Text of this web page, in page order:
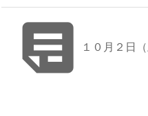
 １０月２日